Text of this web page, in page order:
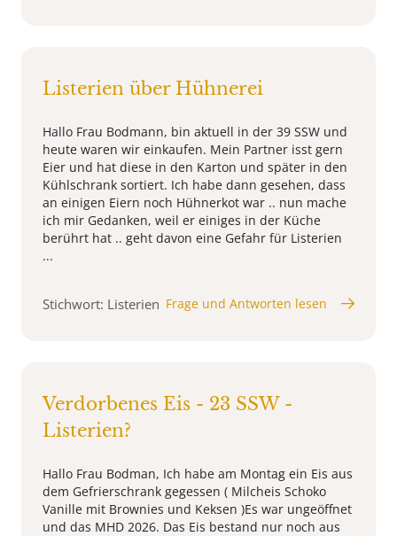
Listerien über Hühnerei
Hallo Frau Bodmann, bin aktuell in der 39 SSW und
heute waren wir einkaufen. Mein Partner isst gern
Eier und hat diese in den Karton und später in den
Kühlschrank sortiert. Ich habe dann gesehen, dass
an einigen Eiern noch Hühnerkot war .. nun mache
ich mir Gedanken, weil er einiges in der Küche
berührt hat .. geht davon eine Gefahr für Listerien
...
Stichwort: Listerien Frage und Antworten lesen
Verdorbenes Eis - 23 SSW -
Listerien?
Hallo Frau Bodman, Ich habe am Montag ein Eis aus
dem Gefrierschrank gegessen ( Milcheis Schoko
Vanille mit Brownies und Keksen )Es war ungeöffnet
und das MHD 2026. Das Eis bestand nur noch aus